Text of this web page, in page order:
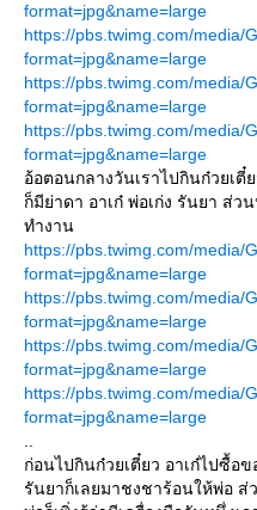
format=jpg&name=large
https://pbs.twimg.com/media/
format=jpg&name=large
https://pbs.twimg.com/media/
format=jpg&name=large
https://pbs.twimg.com/media/
format=jpg&name=large
อ้อตอนกลางวันเราไปกินก๋วยเตี๋
ก็มีย่าดา อาเก๋ พ่อเก่ง รันยา ส่
ทำงาน
https://pbs.twimg.com/media/
format=jpg&name=large
https://pbs.twimg.com/media/
format=jpg&name=large
https://pbs.twimg.com/media/
format=jpg&name=large
https://pbs.twimg.com/media/
format=jpg&name=large
ก่อนไปกินก๋วยเตี๋ยว อาเก๋ไปซื้อข
รันยาก็เลยมาชงชาร้อนให้พ่อ ส่